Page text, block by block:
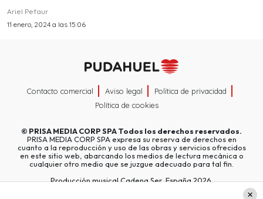
Ariel Pefaur
11 enero, 2024 a las 15:06
Contacto comercial Aviso legal
Política de privacidad
Política de cookies
© PRISA MEDIA CORP SPATodos los derechos reservados.
PRISA MEDIA CORP SPA expresa su reserva de derechos en
cuanto a la reproducción y uso de las obras y servicios ofrecidos
en este sitio web, abarcando los medios de lectura mecánica o
cualquier otro medio que se juzgue adecuado para tal fin.
Producción musical Cadena Ser, España 2026.